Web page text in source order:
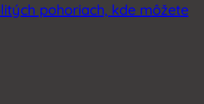
pohoriach, kde môžete